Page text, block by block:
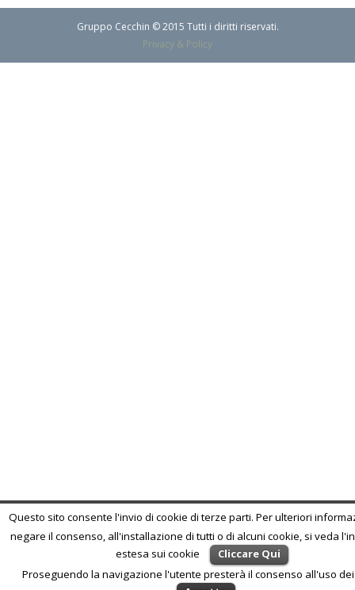
Gruppo Cecchin © 2015 Tutti i diritti riservati.
Privacy & Policy
Questo sito consente l'invio di cookie di terze parti. Per ulteriori
negare il consenso, all'installazione di tutti o di alcuni cookie, si veda
estesa sui cookie
Cliccare Qui
Proseguendo la navigazione l'utente presterà il consenso all'uso